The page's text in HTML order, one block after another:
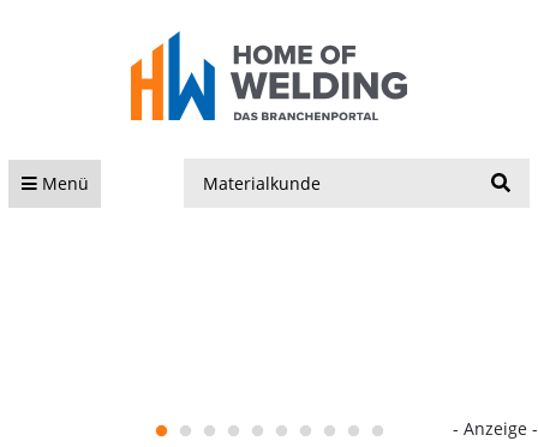
Menü
- Anzeige -